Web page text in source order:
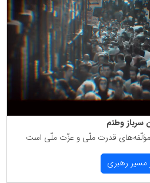
سرباز وطنم
مؤلّفه‌های قدرت ملّی و عزّت ملّی است
مسیر رهبری